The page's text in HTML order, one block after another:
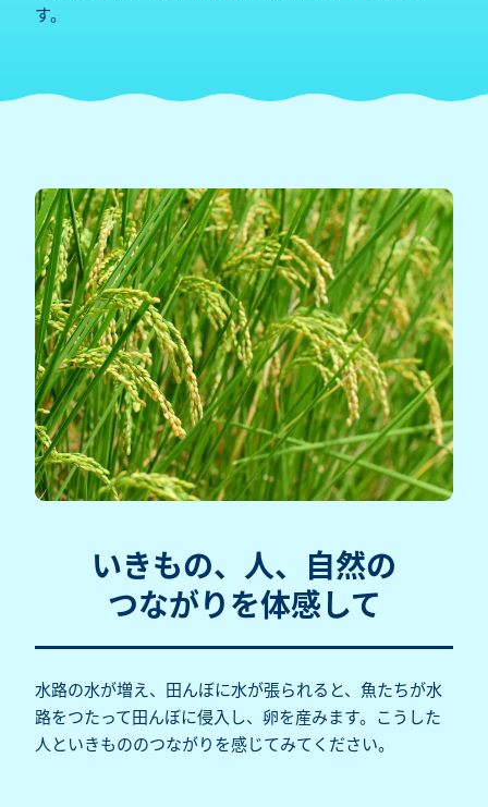
す。
いきもの、人、自然の
つながりを体感して
水路の水が増え、田んぼに水が張られると、魚たちが水
路をつたって田んぼに侵入し、卵を産みます。こうした
人といきもののつながりを感じてみてください。